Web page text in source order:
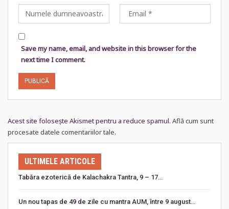
Save my name, email, and website in this browser for the
next time I comment.
Acest site folosește Akismet pentru a reduce spamul. Află cum sunt
procesate datele comentariilor tale.
ULTIMELE ARTICOLE
Tabăra ezoterică de Kalachakra Tantra, 9 – 17…
Un nou tapas de 49 de zile cu mantra AUM, între 9 august…